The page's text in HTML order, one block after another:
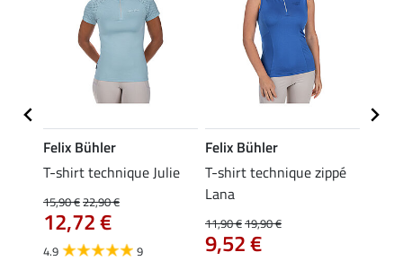
Felix Bühler
T-shirt technique Julie
15,90 €22,90 €
12,72 €
4.9 9
Felix Bühler
T-shirt technique zippé
Lana
11,90 €19,90 €
9,52 €